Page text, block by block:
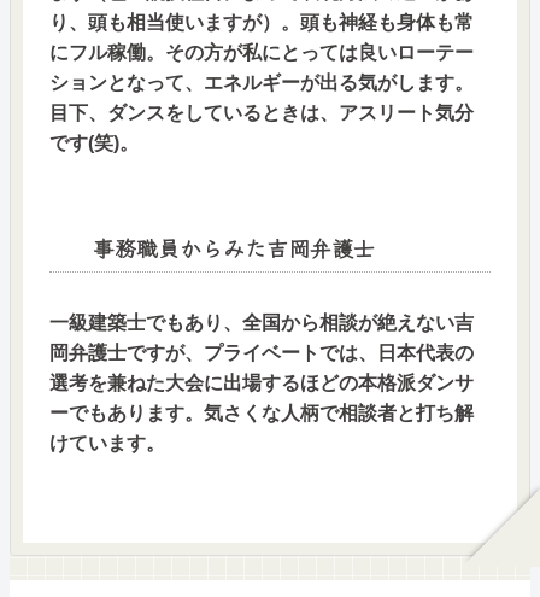
り、頭も相当使いますが）。頭も神経も身体も常
にフル稼働。その方が私にとっては良いローテー
ションとなって、エネルギーが出る気がします。
目下、ダンスをしているときは、アスリート気分
です(笑)。
事務職員からみた吉岡弁護士
一級建築士でもあり、全国から相談が絶えない吉
岡弁護士ですが、プライベートでは、日本代表の
選考を兼ねた大会に出場するほどの本格派ダンサ
ーでもあります。気さくな人柄で相談者と打ち解
けています。